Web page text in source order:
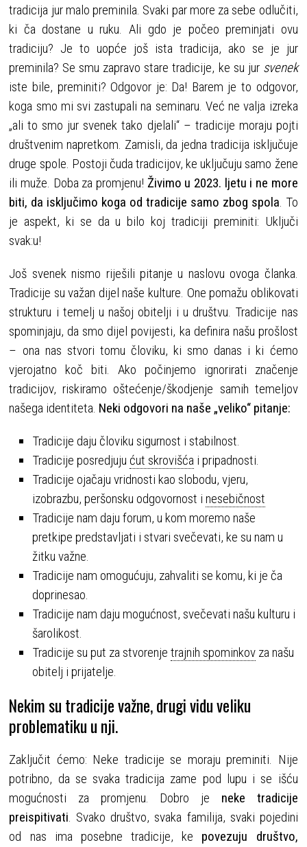
tradicija jur malo preminila. Svaki par more za sebe odlučiti,
ki ča dostane u ruku. Ali gdo je počeo preminjati ovu
tradiciju? Je to uopće još ista tradicija, ako se je jur
preminila? Se smu zapravo stare tradicije, ke su jur svenek
iste bile, preminiti? Odgovor je: Da! Barem je to odgovor,
koga smo mi svi zastupali na seminaru. Već ne valja izreka
„ali to smo jur svenek tako djelali“ – tradicije moraju pojti
društvenim napretkom. Zamisli, da jedna tradicija isključuje
druge spole. Postoji čuda tradicijov, ke uključuju samo žene
ili muže. Doba za promjenu! Živimo u 2023. ljetu i ne more
biti, da isključimo koga od tradicije samo zbog spola. To
je aspekt, ki se da u bilo koj tradiciji preminiti: Uključi
svak:u!
Još svenek nismo riješili pitanje u naslovu ovoga članka.
Tradicije su važan dijel naše kulture. One pomažu oblikovati
strukturu i temelj u našoj obitelji i u društvu. Tradicije nas
spominjaju, da smo dijel povijesti, ka definira našu prošlost
– ona nas stvori tomu človiku, ki smo danas i ki ćemo
vjerojatno koč biti. Ako počinjemo ignorirati značenje
tradicijov, riskiramo oštećenje/škodjenje samih temeljov
našega identiteta. Neki odgovori na naše „veliko“ pitanje:
Tradicije daju človiku sigurnost i stabilnost.
Tradicije posredjuju ćut skrovišća i pripadnosti.
Tradicije ojačaju vridnosti kao slobodu, vjeru,
izobrazbu, peršonsku odgovornost i nesebičnost
Tradicije nam daju forum, u kom moremo naše
pretkipe predstavljati i stvari svečevati, ke su nam u
žitku važne.
Tradicije nam omogućuju, zahvaliti se komu, ki je ča
doprinesao.
Tradicije nam daju mogućnost, svečevati našu kulturu i
šarolikost.
Tradicije su put za stvorenje trajnih spominkovza našu
obitelj i prijatelje.
Nekim su tradicije važne, drugi vidu veliku
problematiku u nji.
Zaključit ćemo: Neke tradicije se moraju preminiti. Nije
potribno, da se svaka tradicija zame pod lupu i se išću
mogućnosti za promjenu. Dobro je neke tradicije
preispitivati. Svako društvo, svaka familija, svaki pojedini
od nas ima posebne tradicije, ke povezuju društvo,